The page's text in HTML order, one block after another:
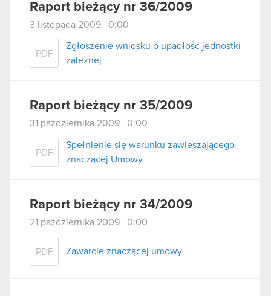
Raport bieżący nr 36/2009
3 listopada 2009 0:00
PDF
Zgłoszenie wniosku o upadłość jednostki
zależnej
Raport bieżący nr 35/2009
31 października 2009 0:00
PDF
Spełnienie się warunku zawieszającego
znaczącej Umowy
Raport bieżący nr 34/2009
21 października 2009 0:00
PDF Zawarcie znaczącej umowy